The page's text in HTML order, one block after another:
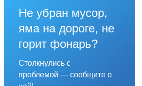
Не убран мусор,
яма на дороге, не
горит фонарь?
Столкнулись с
проблемой — сообщите о